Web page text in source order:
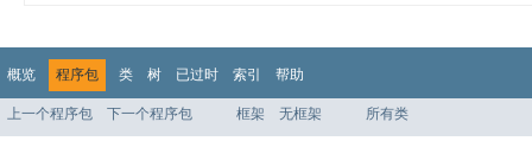
概览 程序包 类 树 已过时 索引 帮助
上一个程序包 下一个程序包 框架 无框架 所有类